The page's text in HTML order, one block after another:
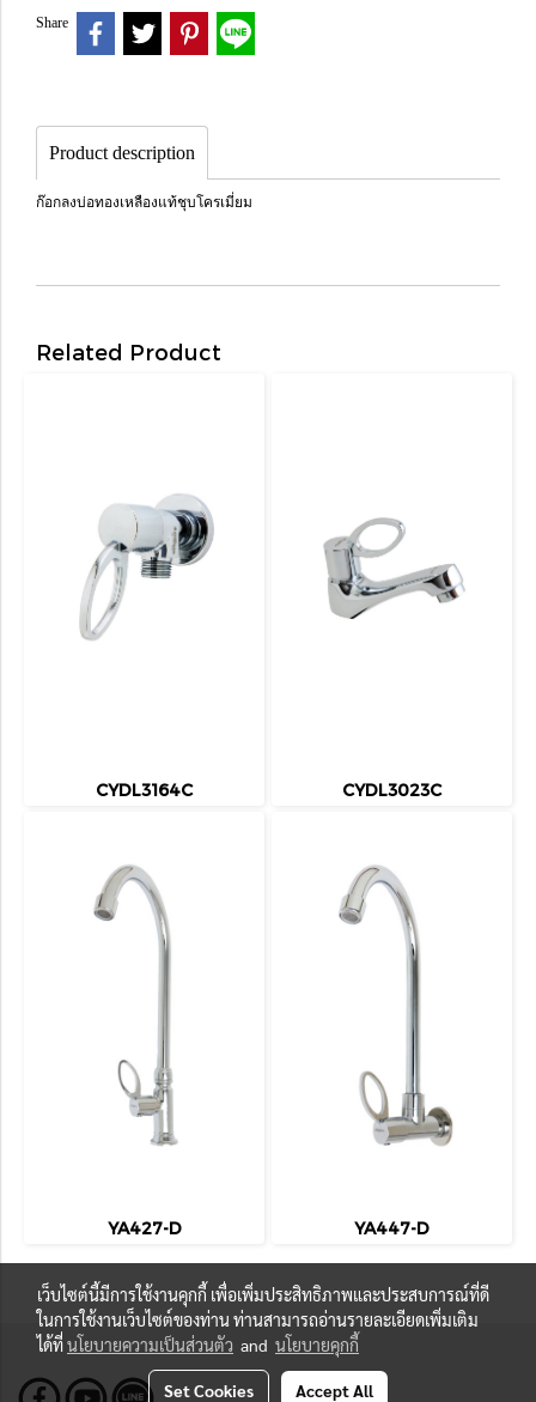
Share
Product description
ก๊อกลงบ่อทองเหลืองแท้ชุบโครเมี่ยม
Related Product
CYDL3164C CYDL3023C
YA427-D YA447-D
เว็บไซต์นี้มีการใช้งานคุกกี้ เพื่อเพิ่มประสิทธิภาพและประสบการณ์ที่ดี
ในการใช้งานเว็บไซต์ของท่าน ท่านสามารถอ่านรายละเอียดเพิ่มเติม
ได้ที่นโยบายความเป็นส่วนตัว and นโยบายคุกกี้
Set Cookies Accept All